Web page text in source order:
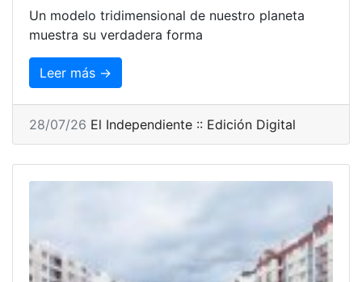
Un modelo tridimensional de nuestro planeta
muestra su verdadera forma
Leer más →
28/07/26 El Independiente :: Edición Digital